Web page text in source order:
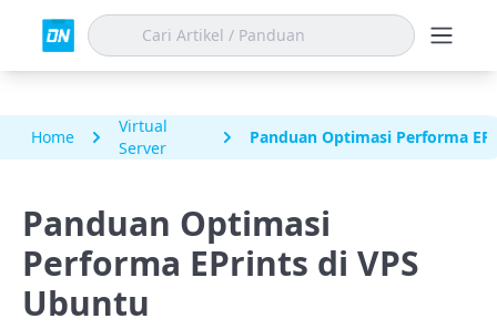
Home
Virtual
Server
Panduan Optimasi Performa
Panduan Optimasi
Performa EPrints di VPS
Ubuntu